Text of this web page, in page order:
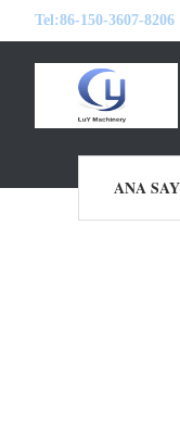
Tel:86-150-3607-8206
ANA